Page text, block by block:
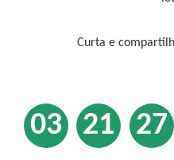
Curta e
03 21 27